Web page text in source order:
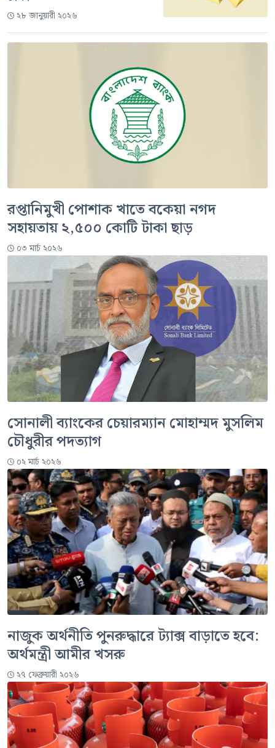
২৮ জানুয়ারী ২০২৬
রপ্তানিমুখী পোশাক খাতে বকেয়া নগদ
সহায়তায় ২,৫০০ কোটি টাকা ছাড়
০৩ মার্চ ২০২৬
সোনালী ব্যাংকের চেয়ারম্যান মোহাম্মদ মুসলিম
চৌধুরীর পদত্যাগ
০২ মার্চ ২০২৬
নাজুক অর্থনীতি পুনরুদ্ধারে ট্যাক্স বাড়াতে হবে:
অর্থমন্ত্রী আমীর খসরু
২৭ ফেব্রুয়ারী ২০২৬